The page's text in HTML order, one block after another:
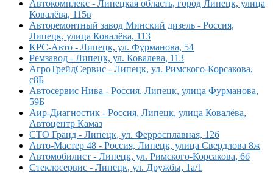
Автокомплекс - Липецкая область, город Липецк, улица
Ковалёва, 115в
Авторемонтный завод Минский дизель - Россия,
Липецк, улица Ковалёва, 113
КРС-Авто - Липецк, ул. Фурманова, 54
Ремзавод - Липецк, ул. Ковалева, 113
АгроТрейдСервис - Липецк, ул. Римского-Корсакова,
с8Б
Автосервис Нива - Россия, Липецк, улица Фурманова,
59Б
Аир-Диагностик - Россия, Липецк, улица Ковалёва,
Автоцентр Камаз
СТО Гранд - Липецк, ул. Ферросплавная, 12б
Авто-Мастер 48 - Россия, Липецк, улица Свердлова 8ж
Автомобилист - Липецк, ул. Римского-Корсакова, 6б
Стеклосервис - Липецк, ул. Дружбы, 1а/1